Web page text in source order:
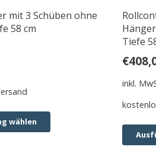
mit 3 Schüben ohne
58 cm
wählen
Tiefe
€
inkl.